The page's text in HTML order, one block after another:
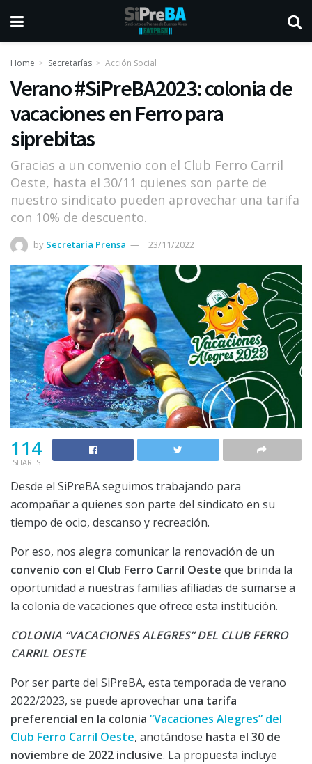
Home Secretarías Acción Social
Verano #SiPreBA2023: colonia de
vacaciones en Ferro para
siprebitas
Gracias a un convenio con el Club Ferro Carril
Oeste, hasta el 30/11 quienes son parte de
nuestro sindicato pueden aprovechar una tarifa
con 10% de descuento.
by Secretaria Prensa 23/11/2022
114
SHARES
Desde el SiPreBA seguimos trabajando para
acompañar a quienes son parte del sindicato en su
tiempo de ocio, descanso y recreación.
Por eso, nos alegra comunicar la renovación de un
convenio con el Club Ferro Carril Oeste que brinda la
oportunidad a nuestras familias afiliadas de sumarse a
la colonia de vacaciones que ofrece esta institución.
COLONIA “VACACIONES ALEGRES” DEL CLUB FERRO
CARRIL OESTE
Por ser parte del SiPreBA, esta temporada de verano
2022/2023, se puede aprovechar una tarifa
preferencial en la colonia “Vacaciones Alegres” del
Club Ferro Carril Oeste, anotándose hasta el 30 de
noviembre de 2022 inclusive. La propuesta incluye